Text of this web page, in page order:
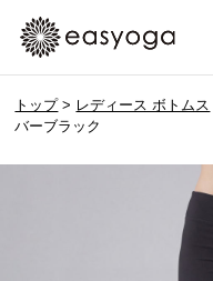
トップ> レディース ボトムス
バーブラック